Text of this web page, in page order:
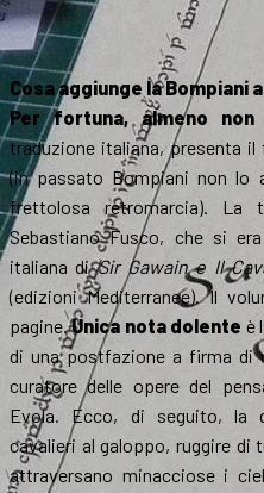
Cosa aggiunge la Bompiani
Per fortuna, almeno non
traduzione italiana, presenta
(in passato Bompiani non lo
frettolosa retromarcia). La
Sebastiano Fusco, che si
italiana diSir Gawain e Il
(edizioni Mediterranee). Il
pagine.Unica nota dolente è
di una postfazione a firma di
curatore delle opere del
Evola. Ecco, di seguito, la
cavalieri al galoppo, ruggire di
attraversano minacciose i